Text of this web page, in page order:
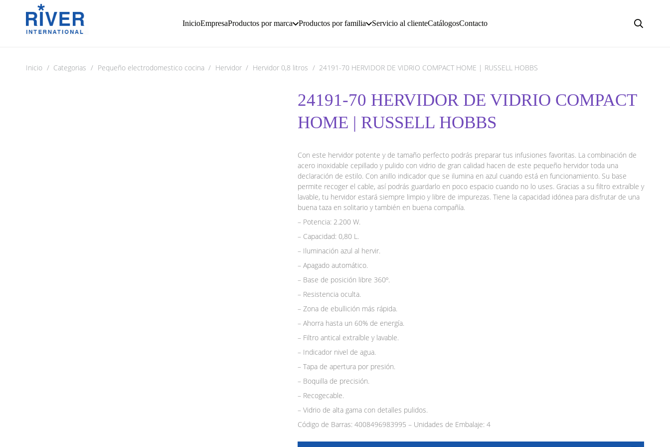
InicioEmpresaProductos por marca Productos por familia Servicio al clienteCatálogosContacto
Inicio / Categorias / Pequeño electrodomestico cocina / Hervidor / Hervidor 0,8 litros / 24191-70 HERVIDOR DE VIDRIO COMPACT HOME | RUSSELL HOBBS
24191-70 HERVIDOR DE VIDRIO COMPACT
HOME | RUSSELL HOBBS
Con este hervidor potente y de tamaño perfecto podrás preparar tus infusiones favoritas. La combinación de
acero inoxidable cepillado y pulido con vidrio de gran calidad hacen de este pequeño hervidor toda una
declaración de estilo. Con anillo indicador que se ilumina en azul cuando está en funcionamiento. Su base
permite recoger el cable, así podrás guardarlo en poco espacio cuando no lo uses. Gracias a su filtro extraíble y
lavable, tu hervidor estará siempre limpio y libre de impurezas. Tiene la capacidad idónea para disfrutar de una
buena taza en solitario y también en buena compañía.
– Potencia: 2.200 W.
– Capacidad: 0,80 L.
– Iluminación azul al hervir.
– Apagado automático.
– Base de posición libre 360º.
– Resistencia oculta.
– Zona de ebullición más rápida.
– Ahorra hasta un 60% de energía.
– Filtro antical extraíble y lavable.
– Indicador nivel de agua.
– Tapa de apertura por presión.
– Boquilla de precisión.
– Recogecable.
– Vidrio de alta gama con detalles pulidos.
Código de Barras: 4008496983995 – Unidades de Embalaje: 4